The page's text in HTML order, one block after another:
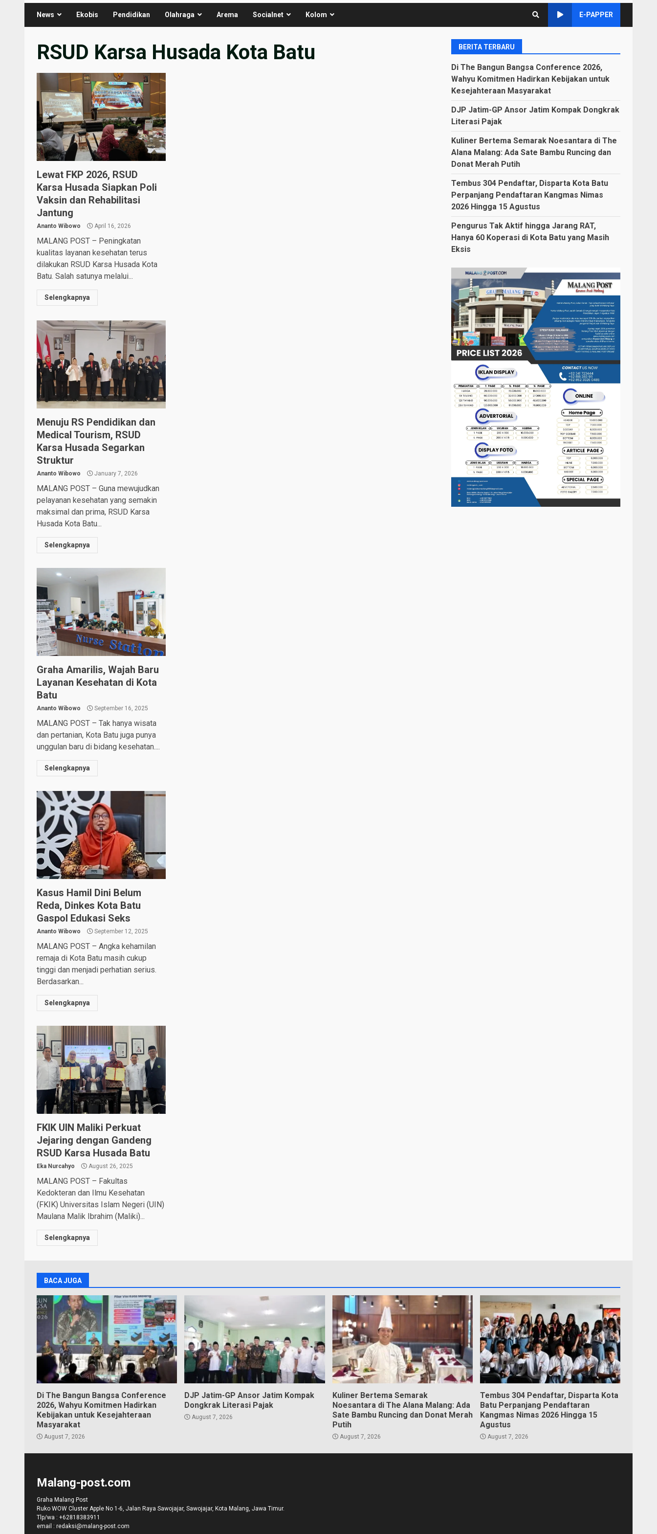
News Ekobis Pendidikan Olahraga Arema Socialnet Kolom E-PAPPER
RSUD Karsa Husada Kota Batu
Lewat FKP 2026, RSUD
Karsa Husada Siapkan Poli
Vaksin dan Rehabilitasi
Jantung
Ananto Wibowo April 16, 2026
MALANG POST – Peningkatan
kualitas layanan kesehatan terus
dilakukan RSUD Karsa Husada Kota
Batu. Salah satunya melalui...
Selengkapnya
Menuju RS Pendidikan dan
Medical Tourism, RSUD
Karsa Husada Segarkan
Struktur
Ananto Wibowo January 7, 2026
MALANG POST – Guna mewujudkan
pelayanan kesehatan yang semakin
maksimal dan prima, RSUD Karsa
Husada Kota Batu...
Selengkapnya
Graha Amarilis, Wajah Baru
Layanan Kesehatan di Kota
Batu
Ananto Wibowo September 16, 2025
MALANG POST – Tak hanya wisata
dan pertanian, Kota Batu juga punya
unggulan baru di bidang kesehatan....
Selengkapnya
Kasus Hamil Dini Belum
Reda, Dinkes Kota Batu
Gaspol Edukasi Seks
Ananto Wibowo September 12, 2025
MALANG POST – Angka kehamilan
remaja di Kota Batu masih cukup
tinggi dan menjadi perhatian serius.
Berdasarkan...
Selengkapnya
FKIK UIN Maliki Perkuat
Jejaring dengan Gandeng
RSUD Karsa Husada Batu
Eka Nurcahyo August 26, 2025
MALANG POST – Fakultas
Kedokteran dan Ilmu Kesehatan
(FKIK) Universitas Islam Negeri (UIN)
Maulana Malik Ibrahim (Maliki)...
Selengkapnya
BERITA TERBARU
Di The Bangun Bangsa Conference 2026,
Wahyu Komitmen Hadirkan Kebijakan untuk
Kesejahteraan Masyarakat
DJP Jatim-GP Ansor Jatim Kompak Dongkrak
Literasi Pajak
Kuliner Bertema Semarak Noesantara di The
Alana Malang: Ada Sate Bambu Runcing dan
Donat Merah Putih
Tembus 304 Pendaftar, Disparta Kota Batu
Perpanjang Pendaftaran Kangmas Nimas
2026 Hingga 15 Agustus
Pengurus Tak Aktif hingga Jarang RAT,
Hanya 60 Koperasi di Kota Batu yang Masih
Eksis
BACA JUGA
Di The Bangun Bangsa Conference
2026, Wahyu Komitmen Hadirkan
Kebijakan untuk Kesejahteraan
Masyarakat
August 7, 2026
DJP Jatim-GP Ansor Jatim Kompak
Dongkrak Literasi Pajak
August 7, 2026
Kuliner Bertema Semarak
Noesantara di The Alana Malang: Ada
Sate Bambu Runcing dan Donat Merah
Putih
August 7, 2026
Tembus 304 Pendaftar, Disparta Kota
Batu Perpanjang Pendaftaran
Kangmas Nimas 2026 Hingga 15
Agustus
August 7, 2026
Malang-post.com
Graha Malang Post
Ruko WOW Cluster Apple No 1-6, Jalan Raya Sawojajar, Sawojajar, Kota Malang, Jawa Timur.
Tlp/wa : +62818383911
email : redaksi@malang-post.com